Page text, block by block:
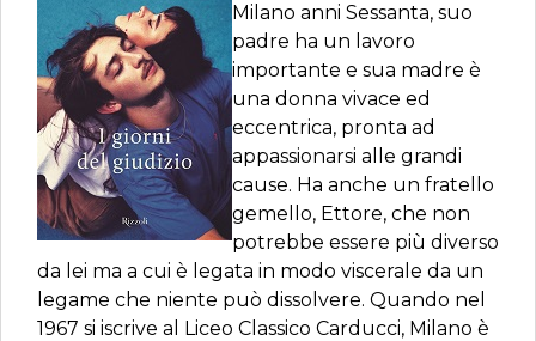
Milano anni Sessanta, suo
padre ha un lavoro
importante e sua madre è
una donna vivace ed
eccentrica, pronta ad
appassionarsi alle grandi
cause. Ha anche un fratello
gemello, Ettore, che non
potrebbe essere più diverso
da lei ma a cui è legata in modo viscerale da un
legame che niente può dissolvere. Quando nel
1967 si iscrive al Liceo Classico Carducci, Milano è